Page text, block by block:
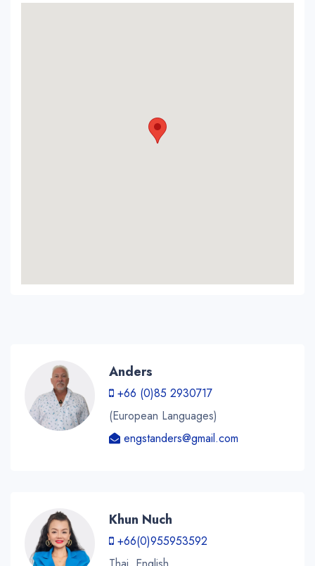
Anders
+66 (0)85 2930717
(European Languages)
engstanders@gmail.com
Khun Nuch
+66(0)955953592